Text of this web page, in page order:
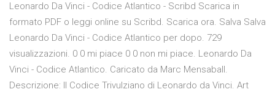
Leonardo Da Vinci - Codice Atlantico - Scribd Scarica in
formato PDF o leggi online su Scribd. Scarica ora. Salva Salva
Leonardo Da Vinci - Codice Atlantico per dopo. 729
visualizzazioni. 0 0 mi piace 0 0 non mi piace. Leonardo Da
Vinci - Codice Atlantico. Caricato da Marc Mensaball.
Descrizione: Il Codice Trivulziano di Leonardo da Vinci. Art